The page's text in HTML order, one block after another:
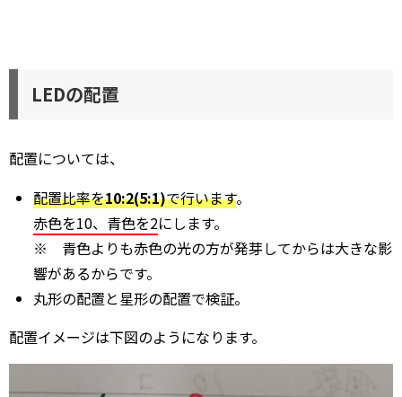
LEDの配置
配置については、
配置比率を10:2(5:1)で行います。
赤色を10、青色を2にします。
※ 青色よりも赤色の光の方が発芽してからは大きな影
響があるからです。
丸形の配置と星形の配置で検証。
配置イメージは下図のようになります。